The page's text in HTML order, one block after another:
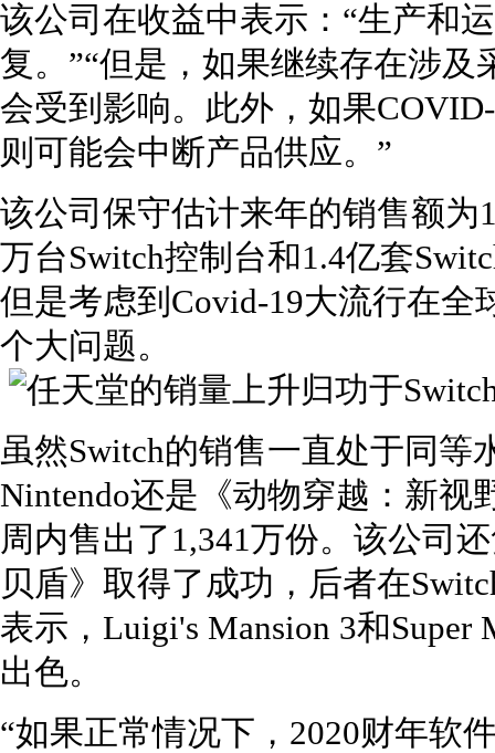
该公司在收益中表示：“生产和
复。”“但是，如果继续存在涉
会受到影响。此外，如果
则可能会中断产品供应。”
该公司保守估计来年的销售额为
万台Switch控制台和1.4亿套
但是考虑到Covid-19大流行在
个大问题。
虽然Switch的销售一直处于同等
Nintendo还是《动物穿越：新
周内售出了1,341万份。该公司
贝盾》取得了成功，后者在
表示，Luigi's Mansion 3和
出色。
“如果正常情况下，2020财年软